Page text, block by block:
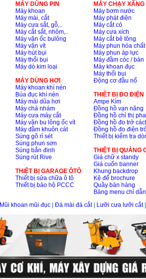
MÁY DÙNG PIN
Máy khoan
Máy mài, cắt
Máy cưa sắt, gỗ,..
Máy cắt sắt, nhôm,..
Máy vặn ốc bulông
Máy vặn vít
Máy hút bụi
Máy thổi bụi
Máy dò kim loại
MÁY DÙNG HƠI
Máy khoan khí nén
Búa đục khí nén
Máy mài dũa hơi
Máy chà nhám
Máy cưa máy cắt
Máy vặn bu lông ốc vít
Máy đầm khuôn cát
Súng gõ rỉ sét
Súng phun sơn
Súng bắn đinh
Súng rút Rive
THIÊT BỊ GARAGE ÔTÔ
Thiết bị sửa chữa ô tô
Thiết bị bảo hộ PCCC
MÁY CHẠY
Máy bơm nước
Máy phát điện
Máy cắt cỏ
Máy cưa xích
Máy cắt bê tông
Máy phun hóa chất
Máy phun áp lực
Máy đầm cóc / bàn
Máy khoan đục
Máy thổi bụi
Động cơ đầu nổ
THIÊT BỊ ĐO ĐIỆN
Ampe Kìm
Đồng hồ vạn năng
Đồng hồ chỉ thị pha
Đồng hồ đo trở
Đồng hồ đo điện
Thiết bị kiểm tra
THIỆT BỊ QUẢNG
Giá chữ x standy
Giá cuốn banner
Khung backdrop
Kệ để brochure
Quầy bán hàng
Bảng menu chỉ dẫn
Mũi khoan mũi đục Đá mài đá cắt| Lưỡi cưa lưỡi cắt